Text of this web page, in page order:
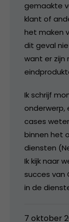
gemaakte
klant of
het maken
dit geval
want er zijn
Ik schrijf
onderwerp,
cases
binnen het
diensten
Ik kijk naar
succes van
in de
7 oktober